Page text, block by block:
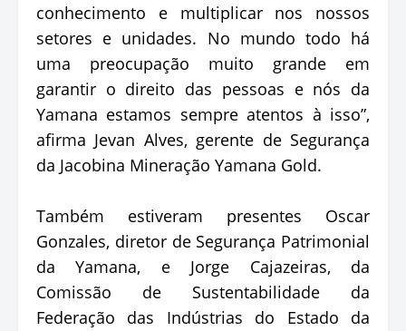
conhecimento e multiplicar nos nossos
setores e unidades. No mundo todo há
uma preocupação muito grande em
garantir o direito das pessoas e nós da
Yamana estamos sempre atentos à isso”,
afirma Jevan Alves, gerente de Segurança
da Jacobina Mineração Yamana Gold.
Também estiveram presentes Oscar
Gonzales, diretor de Segurança Patrimonial
da Yamana, e Jorge Cajazeiras, da
Comissão de Sustentabilidade da
Federação das Indústrias do Estado da